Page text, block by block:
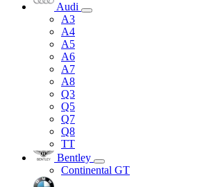
Audi
A3
A4
A5
A6
A7
A8
Q3
Q5
Q7
Q8
TT
Bentley
Continental GT